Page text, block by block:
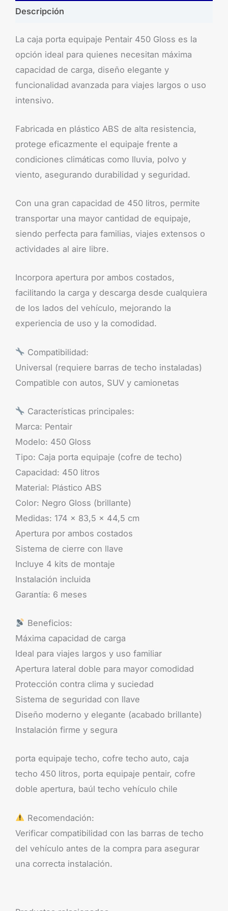
Descripción
La caja porta equipaje Pentair 450 Gloss es la
opción ideal para quienes necesitan máxima
capacidad de carga, diseño elegante y
funcionalidad avanzada para viajes largos o uso
intensivo.
Fabricada en plástico ABS de alta resistencia,
protege eficazmente el equipaje frente a
condiciones climáticas como lluvia, polvo y
viento, asegurando durabilidad y seguridad.
Con una gran capacidad de 450 litros, permite
transportar una mayor cantidad de equipaje,
siendo perfecta para familias, viajes extensos o
actividades al aire libre.
Incorpora apertura por ambos costados,
facilitando la carga y descarga desde cualquiera
de los lados del vehículo, mejorando la
experiencia de uso y la comodidad.
Compatibilidad:
Universal (requiere barras de techo instaladas)
Compatible con autos, SUV y camionetas
Características principales:
Marca: Pentair
Modelo: 450 Gloss
Tipo: Caja porta equipaje (cofre de techo)
Capacidad: 450 litros
Material: Plástico ABS
Color: Negro Gloss (brillante)
Medidas: 174 x 83,5 x 44,5 cm
Apertura por ambos costados
Sistema de cierre con llave
Incluye 4 kits de montaje
Instalación incluida
Garantía: 6 meses
Beneficios:
Máxima capacidad de carga
Ideal para viajes largos y uso familiar
Apertura lateral doble para mayor comodidad
Protección contra clima y suciedad
Sistema de seguridad con llave
Diseño moderno y elegante (acabado brillante)
Instalación firme y segura
porta equipaje techo, cofre techo auto, caja
techo 450 litros, porta equipaje pentair, cofre
doble apertura, baúl techo vehículo chile
Recomendación:
Verificar compatibilidad con las barras de techo
del vehículo antes de la compra para asegurar
una correcta instalación.